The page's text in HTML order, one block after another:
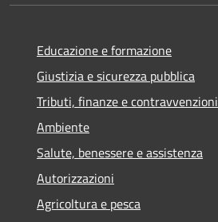
Educazione e formazione
Giustizia e sicurezza pubblica
Tributi, finanze e contravvenzioni
Ambiente
Salute, benessere e assistenza
Autorizzazioni
Agricoltura e pesca